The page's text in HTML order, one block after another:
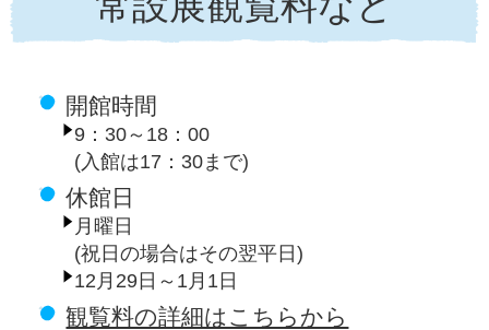
開館時間
9：30～18：00
(入館は17：30まで)
休館日
月曜日
(祝日の場合はその翌平日)
12月29日～1月1日
観覧料の詳細はこちらから